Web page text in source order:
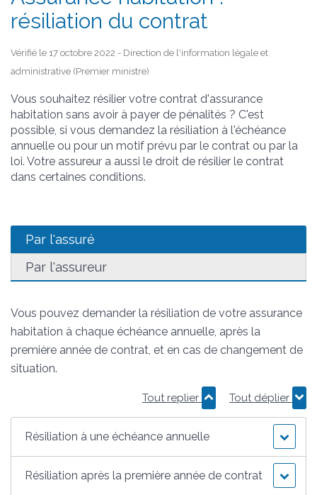
résiliation du contrat
Vérifié le 17 octobre 2022 - Direction de l'information légale et
administrative (Premier ministre)
Vous souhaitez résilier votre contrat d'assurance
habitation sans avoir à payer de pénalités ? C'est
possible, si vous demandez la résiliation à l'échéance
annuelle ou pour un motif prévu par le contrat ou par la
loi. Votre assureur a aussi le droit de résilier le contrat
dans certaines conditions.
Par l'assuré
Par l'assureur
Vous pouvez demander la résiliation de votre assurance
habitation à chaque échéance annuelle, après la
première année de contrat, et en cas de changement de
situation.
Tout replier Tout déplier
Résiliation à une échéance annuelle
Résiliation après la première année de contrat